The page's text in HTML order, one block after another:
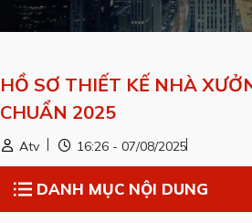
HỒ SƠ THIẾT KẾ NHÀ
CHUẨN 2025
Atv 16:26 - 07/08/2025
DANH MỤC NỘI DUNG